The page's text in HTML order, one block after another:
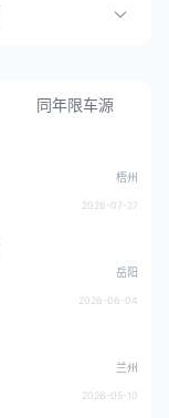
同年限车源
梧州
2026-07-27
岳阳
2026-06-04
兰州
2026-05-10